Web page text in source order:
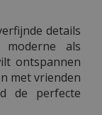
details
als
ontspannen
met vrienden
de perfecte